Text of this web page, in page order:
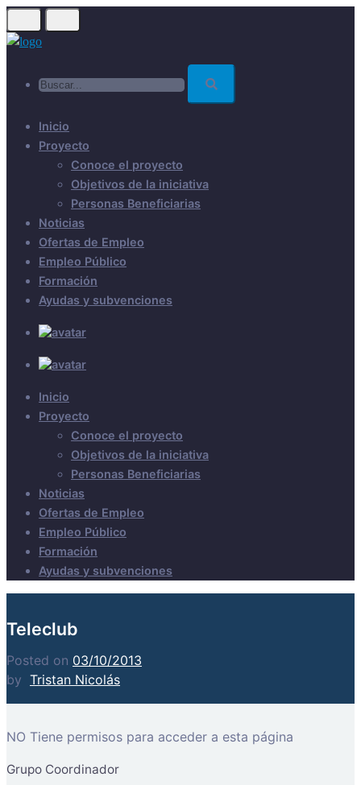
Skip
to
Inicio
Proyecto
Conoce el proyecto
Objetivos de la iniciativa
Personas Beneficiarias
Noticias
Ofertas de Empleo
Empleo Público
Formación
Ayudas y subvenciones
Inicio
Proyecto
Conoce el proyecto
Objetivos de la iniciativa
Personas Beneficiarias
Noticias
Ofertas de Empleo
Empleo Público
Formación
Ayudas y subvenciones
Teleclub
Posted on 03/10/2013
by Tristan Nicolás
NO Tiene permisos para acceder a esta página
Grupo Coordinador